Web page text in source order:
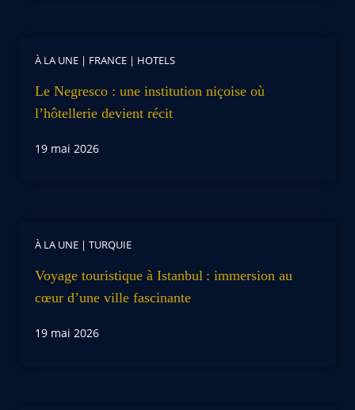
À LA UNE | FRANCE | HOTELS
Le Negresco : une institution niçoise où
l’hôtellerie devient récit
19 mai 2026
À LA UNE | TURQUIE
Voyage touristique à Istanbul : immersion au
cœur d’une ville fascinante
19 mai 2026